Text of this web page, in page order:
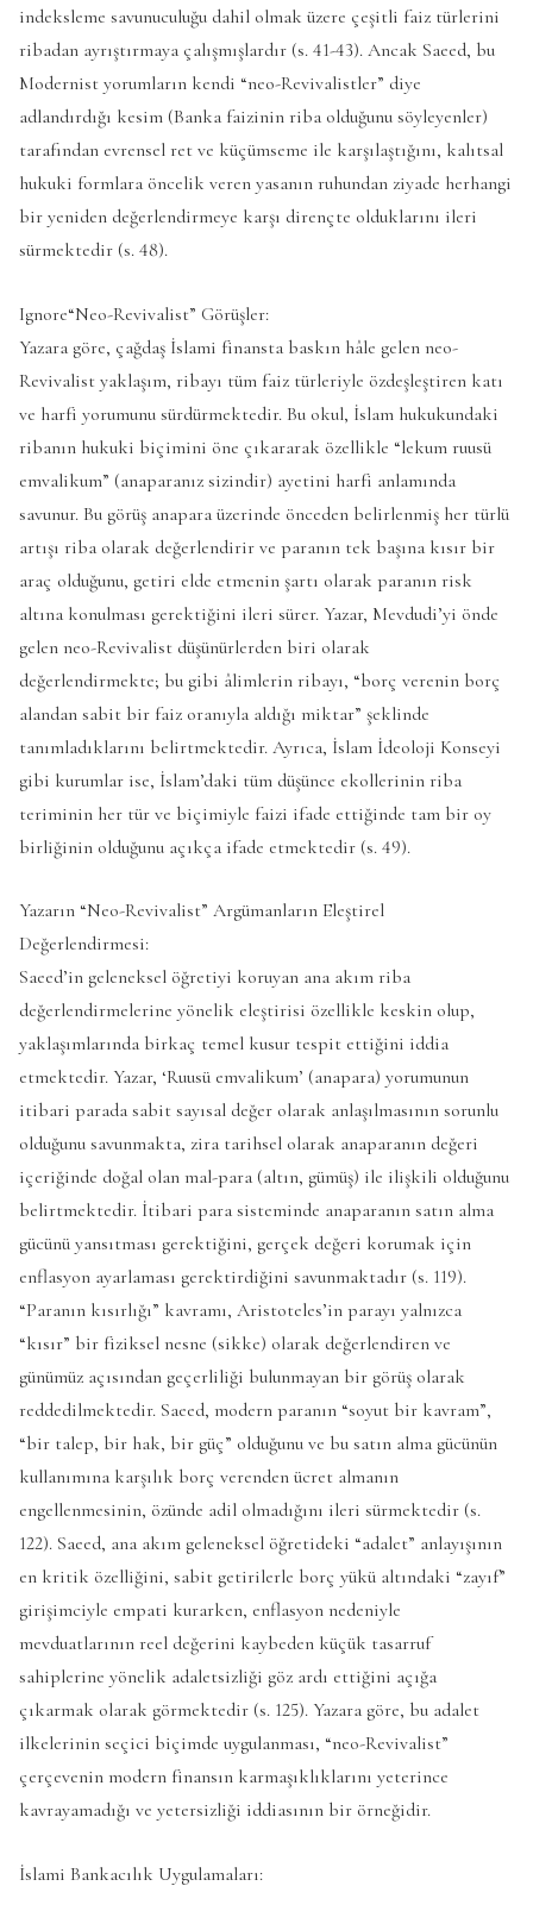
indeksleme savunuculuğu dahil olmak üzere çeşitli faiz türlerini
ribadan ayrıştırmaya çalışmışlardır (s. 41-43). Ancak Saeed, bu
Modernist yorumların kendi “neo-Revivalistler” diye
adlandırdığı kesim (Banka faizinin riba olduğunu söyleyenler)
tarafından evrensel ret ve küçümseme ile karşılaştığını, kalıtsal
hukuki formlara öncelik veren yasanın ruhundan ziyade herhangi
bir yeniden değerlendirmeye karşı dirençte olduklarını ileri
sürmektedir (s. 48).
Ignore“Neo-Revivalist” Görüşler:
Yazara göre, çağdaş İslami finansta baskın hâle gelen neo-
Revivalist yaklaşım, ribayı tüm faiz türleriyle özdeşleştiren katı
ve harfi yorumunu sürdürmektedir. Bu okul, İslam hukukundaki
ribanın hukuki biçimini öne çıkararak özellikle “lekum ruusü
emvalikum” (anaparanız sizindir) ayetini harfi anlamında
savunur. Bu görüş anapara üzerinde önceden belirlenmiş her türlü
artışı riba olarak değerlendirir ve paranın tek başına kısır bir
araç olduğunu, getiri elde etmenin şartı olarak paranın risk
altına konulması gerektiğini ileri sürer. Yazar, Mevdudi’yi önde
gelen neo-Revivalist düşünürlerden biri olarak
değerlendirmekte; bu gibi âlimlerin ribayı, “borç verenin borç
alandan sabit bir faiz oranıyla aldığı miktar” şeklinde
tanımladıklarını belirtmektedir. Ayrıca, İslam İdeoloji Konseyi
gibi kurumlar ise, İslam’daki tüm düşünce ekollerinin riba
teriminin her tür ve biçimiyle faizi ifade ettiğinde tam bir oy
birliğinin olduğunu açıkça ifade etmektedir (s. 49).
Yazarın “Neo-Revivalist” Argümanların Eleştirel
Değerlendirmesi:
Saeed’in geleneksel öğretiyi koruyan ana akım riba
değerlendirmelerine yönelik eleştirisi özellikle keskin olup,
yaklaşımlarında birkaç temel kusur tespit ettiğini iddia
etmektedir. Yazar, ‘Ruusü emvalikum’ (anapara) yorumunun
itibari parada sabit sayısal değer olarak anlaşılmasının sorunlu
olduğunu savunmakta, zira tarihsel olarak anaparanın değeri
içeriğinde doğal olan mal-para (altın, gümüş) ile ilişkili olduğunu
belirtmektedir. İtibari para sisteminde anaparanın satın alma
gücünü yansıtması gerektiğini, gerçek değeri korumak için
enflasyon ayarlaması gerektirdiğini savunmaktadır (s. 119).
“Paranın kısırlığı” kavramı, Aristoteles’in parayı yalnızca
“kısır” bir fiziksel nesne (sikke) olarak değerlendiren ve
günümüz açısından geçerliliği bulunmayan bir görüş olarak
reddedilmektedir. Saeed, modern paranın “soyut bir kavram”,
“bir talep, bir hak, bir güç” olduğunu ve bu satın alma gücünün
kullanımına karşılık borç verenden ücret almanın
engellenmesinin, özünde adil olmadığını ileri sürmektedir (s.
122). Saeed, ana akım geleneksel öğretideki “adalet” anlayışının
en kritik özelliğini, sabit getirilerle borç yükü altındaki “zayıf”
girişimciyle empati kurarken, enflasyon nedeniyle
mevduatlarının reel değerini kaybeden küçük tasarruf
sahiplerine yönelik adaletsizliği göz ardı ettiğini açığa
çıkarmak olarak görmektedir (s. 125). Yazara göre, bu adalet
ilkelerinin seçici biçimde uygulanması, “neo-Revivalist”
çerçevenin modern finansın karmaşıklıklarını yeterince
kavrayamadığı ve yetersizliği iddiasının bir örneğidir.
İslami Bankacılık Uygulamaları: